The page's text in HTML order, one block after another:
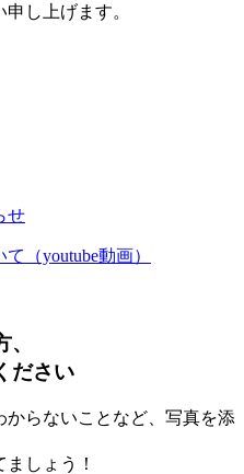
し上げます。
せ
（youtube動画）
ださい
からないことなど、写真を添
しょう！